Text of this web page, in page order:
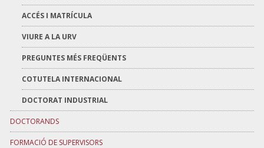
ACCÉS I MATRÍCULA
VIURE A LA URV
PREGUNTES MÉS FREQÜENTS
COTUTELA INTERNACIONAL
DOCTORAT INDUSTRIAL
DOCTORANDS
FORMACIÓ DE SUPERVISORS